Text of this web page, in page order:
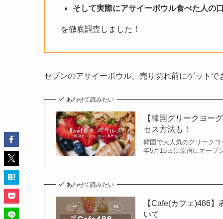
そして実際にアサイーボウル食べた人の
を徹底調査しました！
セブンのアサイーボウル、売り切れ前にゲット
あわせて読みたい
【韓国グリークヨー
セス方法も！
韓国で大人気のグリーク
年5月15日に原宿にオープ
あわせて読みたい
【Cafe(カフェ)486
いて